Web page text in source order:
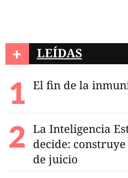
+ LEÍDAS
El fin de la
La Inteligencia
decide:
de juicio